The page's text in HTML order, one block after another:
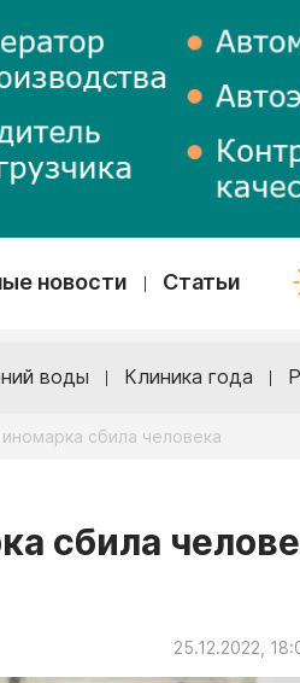
новости Статьи
воды Клиника года
сбила человека
сбила
25.12.2022,